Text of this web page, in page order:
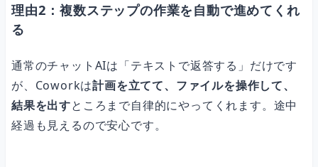
理由2：複数ステップの作業を自動で進めてくれ
る
通常のチャットAIは「テキストで返答する」だけです
が、Coworkは計画を立てて、ファイルを操作して、
結果を出すところまで自律的にやってくれます。途中
経過も見えるので安心です。